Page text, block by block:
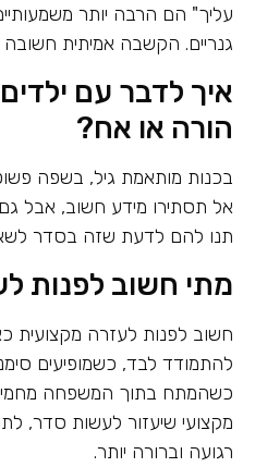
עליך" הם הרבה יותר
גנריים. הקשבה אמיתית חשובה
איך לדבר עם
הורה או אח?
בכנות מותאמת גיל, בשפה
אל תסתירו מידע חשוב, אבל
תנו להם לדעת שזה בסדר
מתי חשוב לפנות
חשוב לפנות לעזרה מקצועית
להתמודד לבד, כשמופיעים
כשהמתח בתוך המשפחה
מקצועי שיעזור לעשות סדר,
רגועה וברורה יותר.